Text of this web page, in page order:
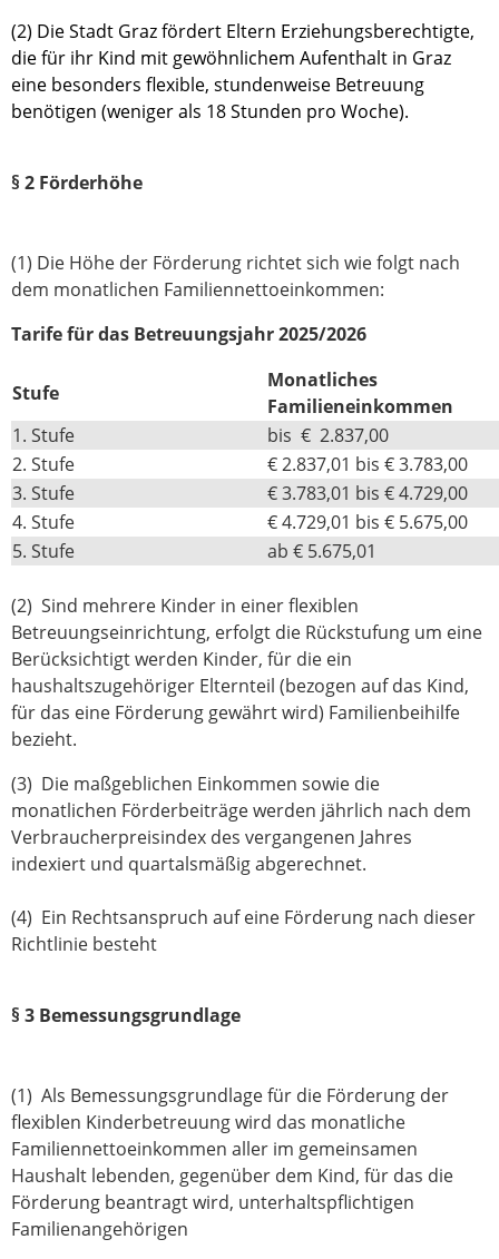
(2) Die Stadt Graz fördert Eltern Erziehungsberechtigte,
die für ihr Kind mit gewöhnlichem Aufenthalt in Graz
eine besonders flexible, stundenweise Betreuung
benötigen (weniger als 18 Stunden pro Woche).
§ 2 Förderhöhe
(1) Die Höhe der Förderung richtet sich wie folgt nach
dem monatlichen Familiennettoeinkommen:
Tarife für das Betreuungsjahr 2025/2026
Stufe
Monatliches
Familieneinkommen
1. Stufe
bis € 2.837,00
2. Stufe
€ 2.837,01 bis € 3.783,00
3. Stufe
€ 3.783,01 bis € 4.729,00
4. Stufe
€ 4.729,01 bis € 5.675,00
5. Stufe
ab € 5.675,01
(2) Sind mehrere Kinder in einer flexiblen
Betreuungseinrichtung, erfolgt die Rückstufung um eine
Berücksichtigt werden Kinder, für die ein
haushaltszugehöriger Elternteil (bezogen auf das Kind,
für das eine Förderung gewährt wird) Familienbeihilfe
bezieht.
(3) Die maßgeblichen Einkommen sowie die
monatlichen Förderbeiträge werden jährlich nach dem
Verbraucherpreisindex des vergangenen Jahres
indexiert und quartalsmäßig abgerechnet.
(4) Ein Rechtsanspruch auf eine Förderung nach dieser
Richtlinie besteht
§ 3 Bemessungsgrundlage
(1) Als Bemessungsgrundlage für die Förderung der
flexiblen Kinderbetreuung wird das monatliche
Familiennettoeinkommen aller im gemeinsamen
Haushalt lebenden, gegenüber dem Kind, für das die
Förderung beantragt wird, unterhaltspflichtigen
Familienangehörigen